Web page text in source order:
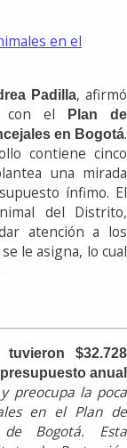
en el
Padilla, afirmó
con el
Plan de
en Bogotá.
contiene cinco
una mirada
ínfimo. El
del Distrito,
atención a los
le asigna, lo cual
$32.728
anual
preocupa la poca
en el Plan de
Bogotá. Esta